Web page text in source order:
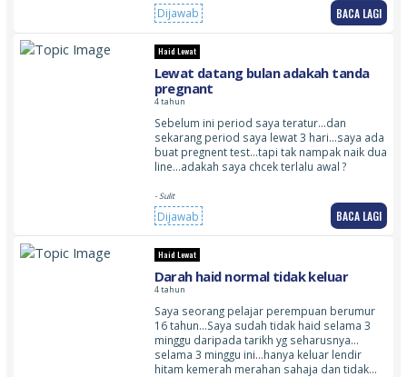
Dijawab BACA LAGI
Haid Lewat
Lewat datang bulan adakah tanda
pregnant
4 tahun
Sebelum ini period saya teratur…dan
sekarang period saya lewat 3 hari…saya ada
buat pregnent test…tapi tak nampak naik dua
line…adakah saya chcek terlalu awal ?
- Sulit
Dijawab BACA LAGI
Haid Lewat
Darah haid normal tidak keluar
4 tahun
Saya seorang pelajar perempuan berumur
16 tahun…Saya sudah tidak haid selama 3
minggu daripada tarikh yg seharusnya…
selama 3 minggu ini…hanya keluar lendir
hitam kemerah merahan sahaja dan tidak…